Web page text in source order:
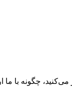
چگونه با ما